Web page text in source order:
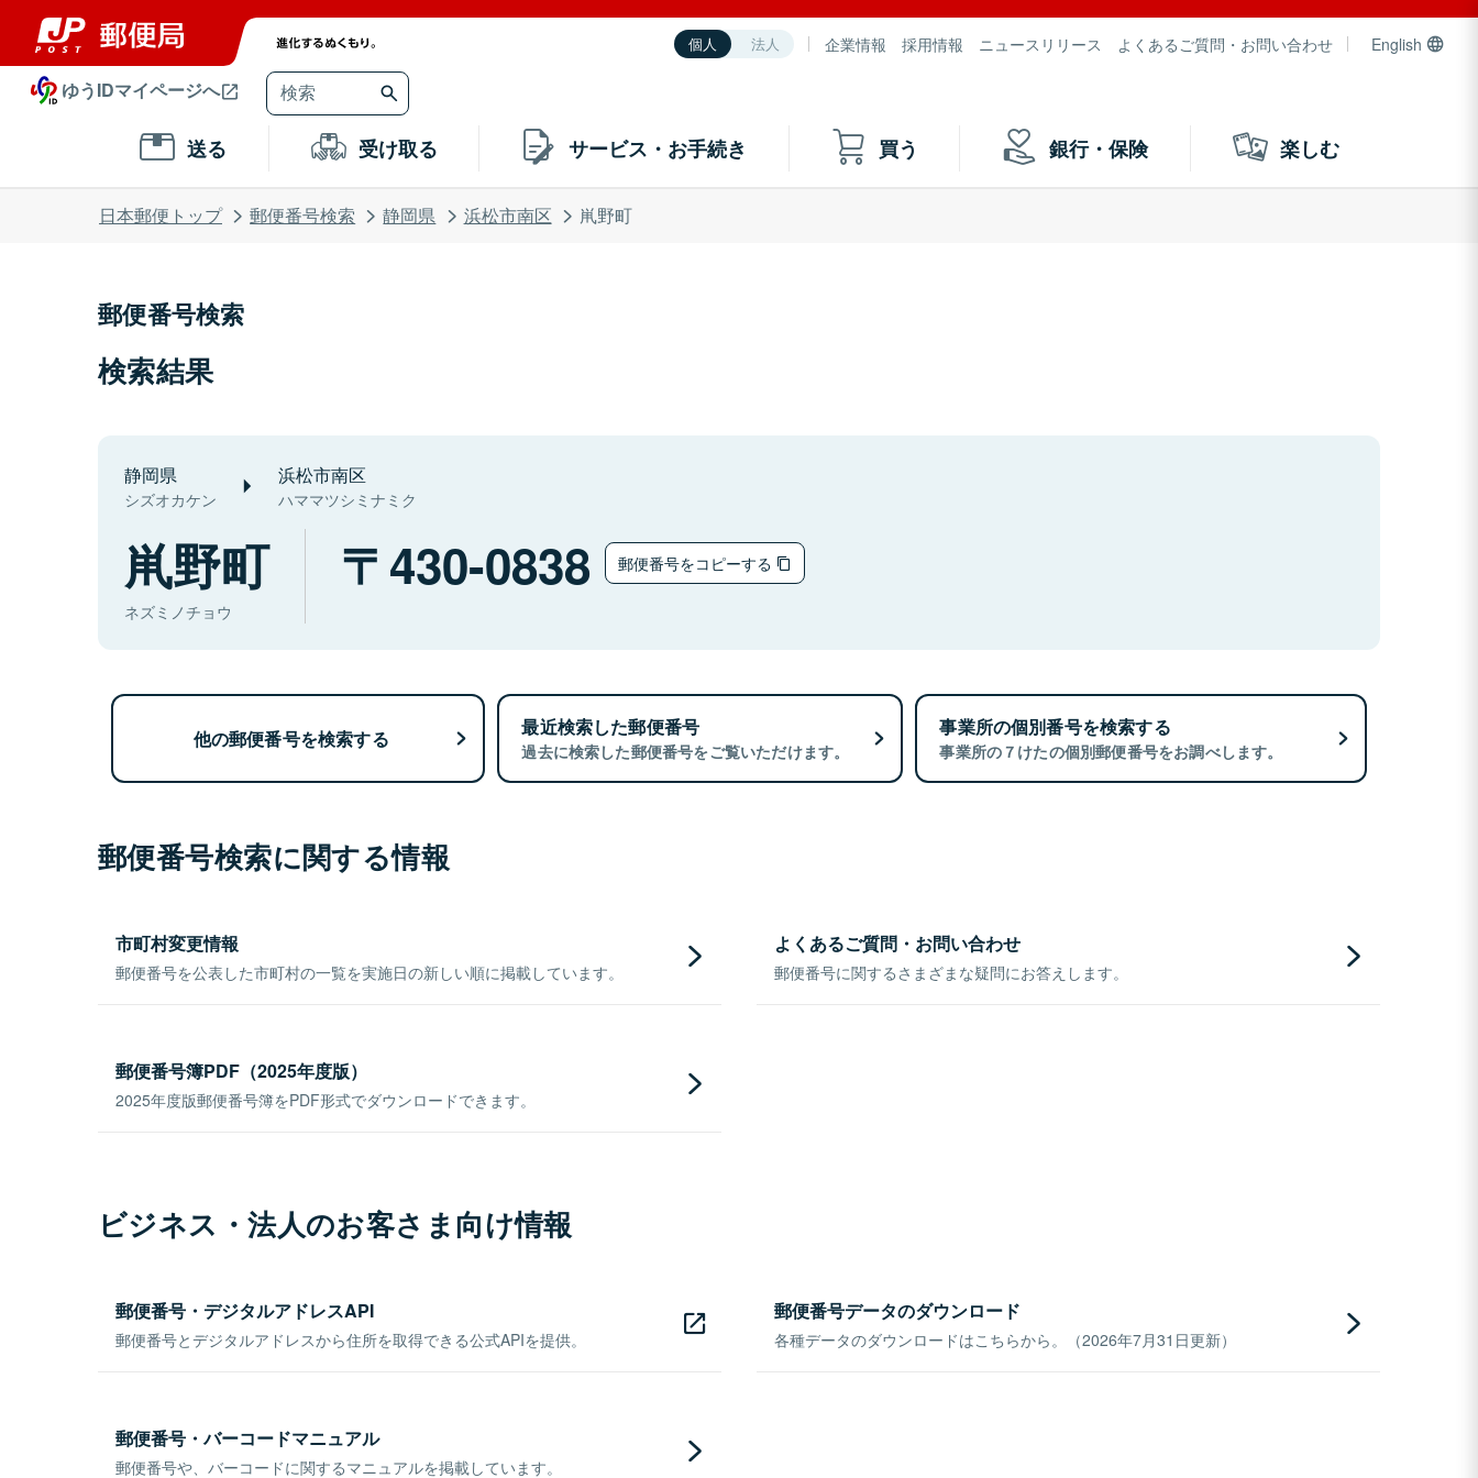
個人 法人 企業情報 採用情報 ニュースリリース よくあるご質問・お問い合わせ English
ゆうIDマイページへ
送る 受け取る サービス・お手続き 買う 銀行・保険 楽しむ
日本郵便トップ 郵便番号検索 静岡県 浜松市南区 鼡野町
郵便番号検索
検索結果
静岡県
シズオカケン
浜松市南区
ハママツシミナミク
鼡野町
ネズミノチョウ
430-0838 郵便番号をコピーする
他の郵便番号を検索する 最近検索した郵便番号
過去に検索した郵便番号をご覧いただけます。
事業所の個別番号を検索する
事業所の７けたの個別郵便番号をお調べします。
郵便番号検索に関する情報
市町村変更情報
郵便番号を公表した市町村の一覧を実施日の新しい順に掲載しています。
よくあるご質問・お問い合わせ
郵便番号に関するさまざまな疑問にお答えします。
郵便番号簿PDF（2025年度版）
2025年度版郵便番号簿をPDF形式でダウンロードできます。
ビジネス・法人のお客さま向け情報
郵便番号・デジタルアドレスAPI
郵便番号とデジタルアドレスから住所を取得できる公式APIを提供。
郵便番号データのダウンロード
各種データのダウンロードはこちらから。（2026年7月31日更新）
郵便番号・バーコードマニュアル
郵便番号や、バーコードに関するマニュアルを掲載しています。